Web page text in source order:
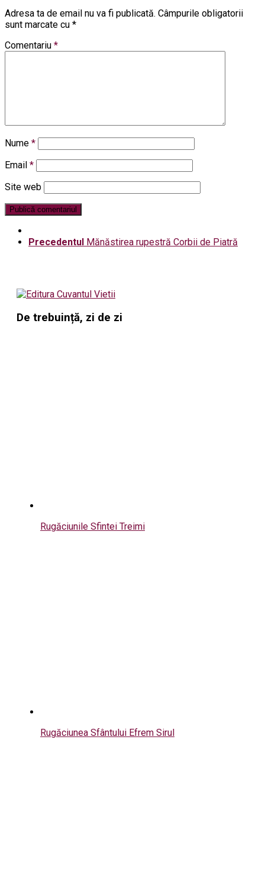
Adresa ta de email nu va fi publicată. Câmpurile obligatorii
sunt marcate cu *
Comentariu *
Nume *
Email *
Site web
Precedentul Mănăstirea rupestră Corbii de Piatră
De trebuință, zi de zi
Rugăciunile Sfintei Treimi
Rugăciunea Sfântului Efrem Sirul